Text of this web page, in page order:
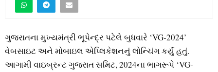
ગુજરાતના મુખ્યમંત્રી ભૂપેન્દ્ર પટેલે બુધવારે ‘VG-2024’
વેબસાઇટ અને મોબાઇલ એપ્લિકેશનનું લોન્ચિંગ કર્યું હતું.
આગામી વાઇબ્રન્ટ ગુજરાત સમિટ, 2024ના ભાગરૂપે ‘VG-